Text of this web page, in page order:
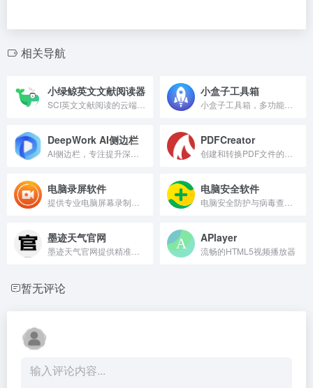
相关导航
小绿鲸英文文献阅读器 小盒子工具箱
DeepWork AI侧边栏 PDFCreator
电脑录屏软件 电脑安全软件
墨迹天气官网 APlayer
流畅的HTML5视频播放器
暂无评论